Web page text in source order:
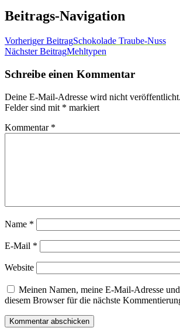
Beitrags-Navigation
Vorheriger BeitragSchokolade Traube-Nuss
Nächster BeitragMehltypen
Schreibe einen Kommentar
Deine E-Mail-Adresse wird nicht veröffentlicht.
Felder sind mit * markiert
Kommentar *
Name *
E-Mail *
Website
Meinen Namen, meine E-Mail-Adresse
diesem Browser für die nächste